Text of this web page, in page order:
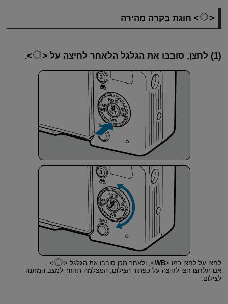
חוגת בקרה מהירה
(1) לחצן, סובבו את הגלגל הלאחר לחיצה על .
לחצו על לחצן כמו WB , ולאחר מכן סובבו את הגלגל
.
אם תלחצו חצי לחיצה על כפתור הצילום, המצלמה תחזור למצב המתנה
לצילום.